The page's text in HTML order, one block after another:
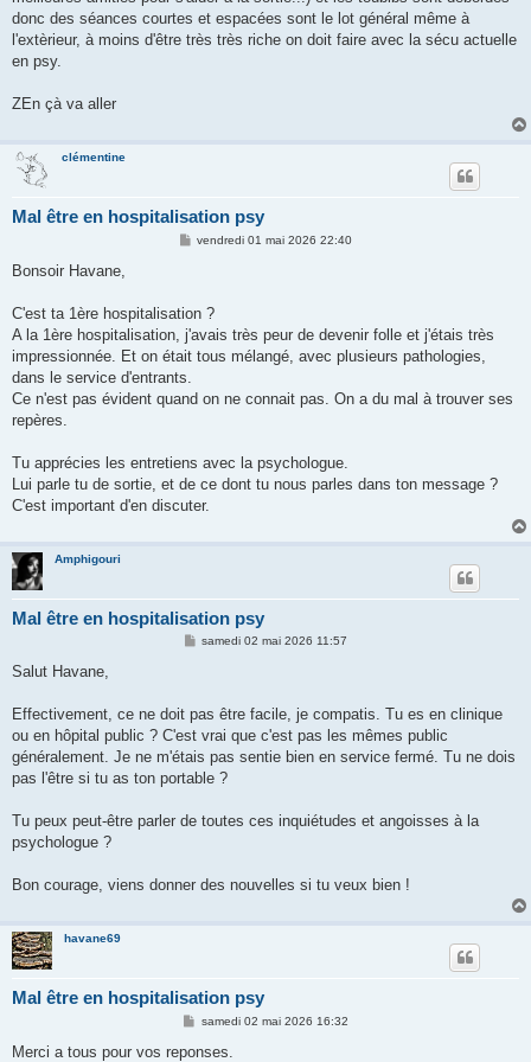
donc des séances courtes et espacées sont le lot général même à
l'extèrieur, à moins d'être très très riche on doit faire avec la sécu actuelle
en psy.
ZEn çà va aller
clémentine
Mal être en hospitalisation psy
M
g
vendredi 01 mai 2026 22:40
Bonsoir Havane,
C'est ta 1ère hospitalisation ?
A la 1ère hospitalisation, j'avais très peur de devenir folle et j'étais très
impressionnée. Et on était tous mélangé, avec plusieurs pathologies,
dans le service d'entrants.
Ce n'est pas évident quand on ne connait pas. On a du mal à trouver ses
repères.
Tu apprécies les entretiens avec la psychologue.
Lui parle tu de sortie, et de ce dont tu nous parles dans ton message ?
C'est important d'en discuter.
Amphigouri
Mal être en hospitalisation psy
M
g
samedi 02 mai 2026 11:57
Salut Havane,
Effectivement, ce ne doit pas être facile, je compatis. Tu es en clinique
ou en hôpital public ? C'est vrai que c'est pas les mêmes public
généralement. Je ne m'étais pas sentie bien en service fermé. Tu ne dois
pas l'être si tu as ton portable ?
Tu peux peut-être parler de toutes ces inquiétudes et angoisses à la
psychologue ?
Bon courage, viens donner des nouvelles si tu veux bien !
havane69
Mal être en hospitalisation psy
M
s
samedi 02 mai 2026 16:32
Merci a tous pour vos reponses.